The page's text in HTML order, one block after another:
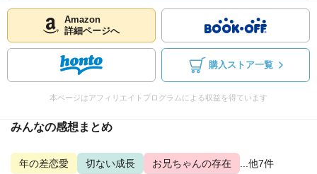
Amazon
詳細ページへ
購入ストア一覧
本ページはアフィリエイトプログラムによる収益を得ています
みんなの感想まとめ
年の差恋愛 切ない成長 お兄ちゃんの存在 ...他7件